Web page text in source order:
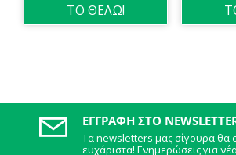
ΤΟ ΘΕΛΩ!
ΕΓΓΡΑΦΉ ΣΤΟ
Τα newsletters μας σίγουρα θα
ευχάριστα! Ενημερώσεις για